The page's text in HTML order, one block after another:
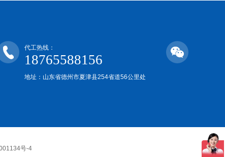
代工热线：
18765588156
地址：山东省德州市夏津县254省道56公里处
号-4